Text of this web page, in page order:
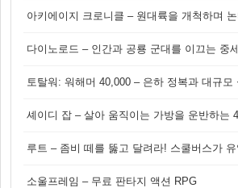
소울프레임 – 무료 판타지 액션 RPG